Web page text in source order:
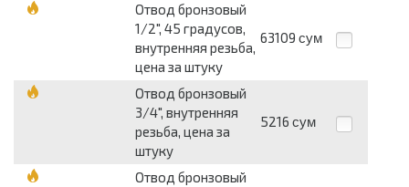
Отвод бронзовый
1/2", 45 градусов,
внутренняя резьба,
цена за штуку
63109 сум
Отвод бронзовый
3/4", внутренняя
резьба, цена за
штуку
5216 сум
Отвод бронзовый